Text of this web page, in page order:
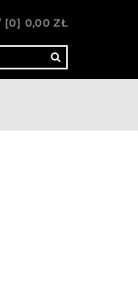
[0] 0,00 ZŁ